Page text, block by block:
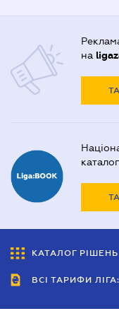
на
КАТАЛОГ РІШЕНЬ
ВСІ ТАРИФИ